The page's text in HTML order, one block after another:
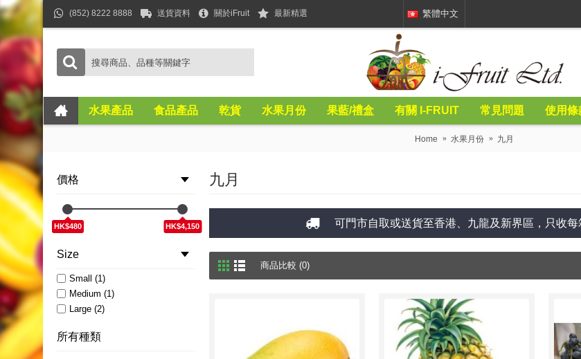
(852) 8222 8888 送貨資料 關於iFruit 最新精選 繁體中文
水果產品 食品產品 乾貨 水果月份 果藍/禮盒 有關 I-FRUIT 常見問題 使用條
Home 水果月份 九月
價格
HK$480 HK$4,150
Size
Small (1)
Medium (1)
Large (2)
所有種類
九月
可門市自取或送貨至香港、九龍及新界區，只收
商品比較 (0)